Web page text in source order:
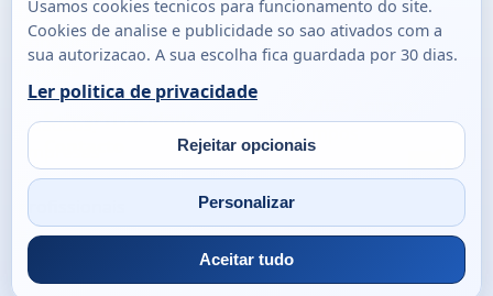
DB
Consultas
para
cidadaos,
em
SobrePrivacidade
Campos
Email
Usamos cookies tecnicos para funcionamento do site.
Cookies de analise e publicidade so sao ativados com a
sua autorizacao. A sua escolha fica guardada por 30 dias.
Ler politica de privacidade
Rejeitar opcionais
Personalizar
Aceitar tudo